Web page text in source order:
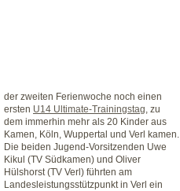
der zweiten Ferienwoche noch einen
ersten U14 Ultimate-Trainingstag, zu
dem immerhin mehr als 20 Kinder aus
Kamen, Köln, Wuppertal und Verl kamen.
Die beiden Jugend-Vorsitzenden Uwe
Kikul (TV Südkamen) und Oliver
Hülshorst (TV Verl) führten am
Landesleistungsstützpunkt in Verl ein